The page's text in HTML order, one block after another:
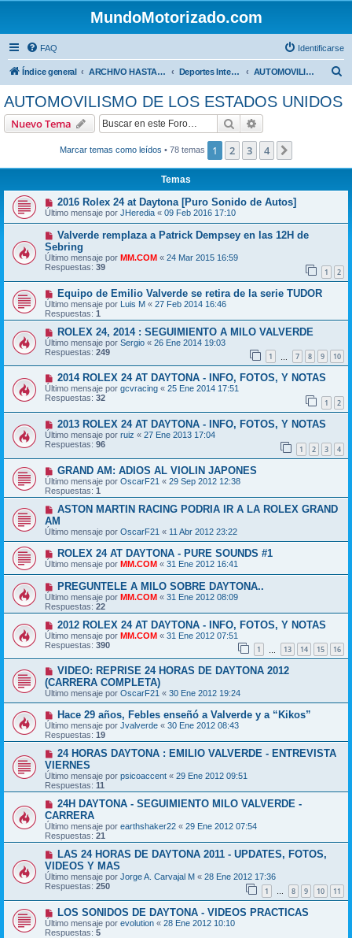
MundoMotorizado.com
FAQ Identificarse
Índice general ARCHIVO HASTA 2018 Deportes Internacionales AUTOMOVILISMO DE LOS ESTADOS UNIDOS
AUTOMOVILISMO DE LOS ESTADOS UNIDOS
Nuevo Tema Buscar
Marcar temas como leídos • 78 temas 1 2 3 4
Temas
2016 Rolex 24 at Daytona [Puro Sonido de Autos]
Último mensaje por JHeredia « 09 Feb 2016 17:10
Valverde remplaza a Patrick Dempsey en las 12H de
Sebring
Último mensaje por MM.COM « 24 Mar 2015 16:59
Respuestas: 39 1 2
Equipo de Emilio Valverde se retira de la serie TUDOR
Último mensaje por Luis M « 27 Feb 2014 16:46
Respuestas: 1
ROLEX 24, 2014 : SEGUIMIENTO A MILO VALVERDE
Último mensaje por Sergio « 26 Ene 2014 19:03
Respuestas: 249 1 7 8 9 10
2014 ROLEX 24 AT DAYTONA - INFO, FOTOS, Y NOTAS
Último mensaje por gcvracing « 25 Ene 2014 17:51
Respuestas: 32 1 2
2013 ROLEX 24 AT DAYTONA - INFO, FOTOS, Y NOTAS
Último mensaje por ruiz « 27 Ene 2013 17:04
Respuestas: 96 1 2 3 4
GRAND AM: ADIOS AL VIOLIN JAPONES
Último mensaje por OscarF21 « 29 Sep 2012 12:38
Respuestas: 1
ASTON MARTIN RACING PODRIA IR A LA ROLEX GRAND
AM
Último mensaje por OscarF21 « 11 Abr 2012 23:22
ROLEX 24 AT DAYTONA - PURE SOUNDS #1
Último mensaje por MM.COM « 31 Ene 2012 16:41
PREGUNTELE A MILO SOBRE DAYTONA..
Último mensaje por MM.COM « 31 Ene 2012 08:09
Respuestas: 22
2012 ROLEX 24 AT DAYTONA - INFO, FOTOS, Y NOTAS
Último mensaje por MM.COM « 31 Ene 2012 07:51
Respuestas: 390 1 13 14 15 16
VIDEO: REPRISE 24 HORAS DE DAYTONA 2012
(CARRERA COMPLETA)
Último mensaje por OscarF21 « 30 Ene 2012 19:24
Hace 29 años, Febles enseñó a Valverde y a “Kikos”
Último mensaje por Jvalverde « 30 Ene 2012 08:43
Respuestas: 19
24 HORAS DAYTONA : EMILIO VALVERDE - ENTREVISTA
VIERNES
Último mensaje por psicoaccent « 29 Ene 2012 09:51
Respuestas: 11
24H DAYTONA - SEGUIMIENTO MILO VALVERDE -
CARRERA
Último mensaje por earthshaker22 « 29 Ene 2012 07:54
Respuestas: 21
LAS 24 HORAS DE DAYTONA 2011 - UPDATES, FOTOS,
VIDEOS Y MAS
Último mensaje por Jorge A. Carvajal M « 28 Ene 2012 17:36
Respuestas: 250 1 … 8 9 10 11
LOS SONIDOS DE DAYTONA - VIDEOS PRACTICAS
Último mensaje por evolution « 28 Ene 2012 10:10
Respuestas: 5